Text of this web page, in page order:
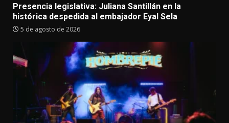
Presencia legislativa: Juliana Santillán en la
histórica despedida al embajador Eyal Sela
5 de agosto de 2026